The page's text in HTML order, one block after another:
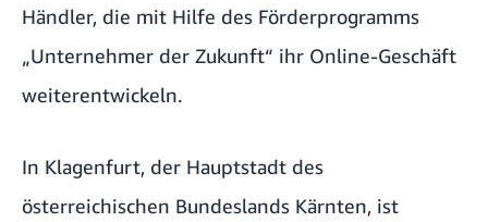
Händler, die mit Hilfe des Förderprogramms
„Unternehmer der Zukunft“ ihr Online-Geschäft
weiterentwickeln.
In Klagenfurt, der Hauptstadt des
österreichischen Bundeslands Kärnten, ist